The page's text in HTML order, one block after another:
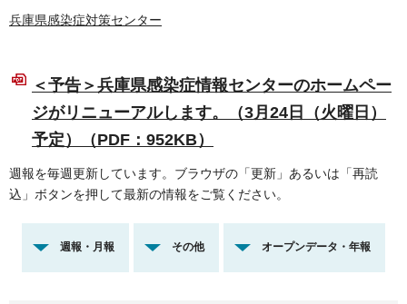
兵庫県感染症対策センター
＜予告＞兵庫県感染症情報センターのホームペー
ジがリニューアルします。（3月24日（火曜日）
予定）（PDF：952KB）
週報を毎週更新しています。ブラウザの「更新」あるいは「再読
込」ボタンを押して最新の情報をご覧ください。
週報・月報 その他 オープンデータ・年報